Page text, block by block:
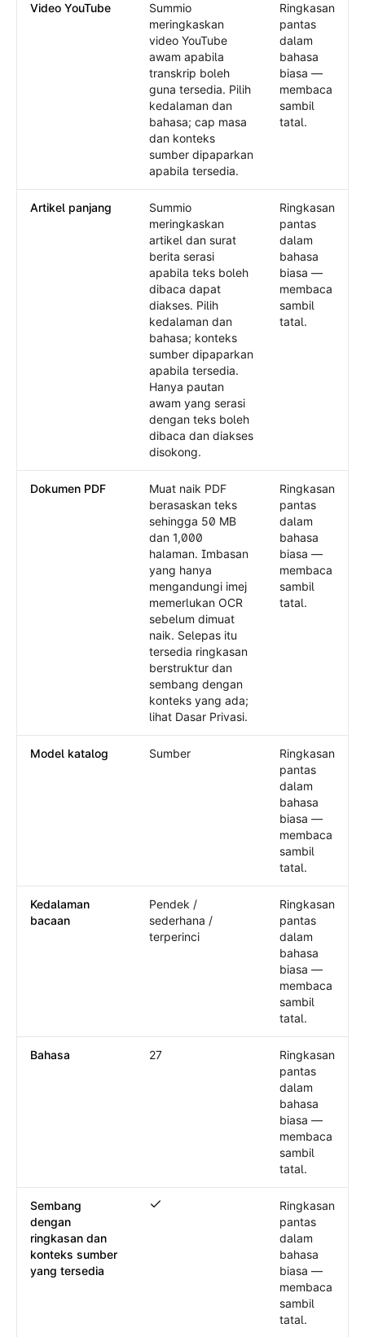
Video YouTube
Summio
meringkaskan
video YouTube
awam apabila
transkrip boleh
guna tersedia. Pilih
kedalaman dan
bahasa; cap masa
dan konteks
sumber dipaparkan
apabila tersedia.
Ringkasan
pantas
dalam
bahasa
biasa —
membaca
sambil
tatal.
Artikel panjang
Summio
meringkaskan
artikel dan surat
berita serasi
apabila teks boleh
dibaca dapat
diakses. Pilih
kedalaman dan
bahasa; konteks
sumber dipaparkan
apabila tersedia.
Hanya pautan
awam yang serasi
dengan teks boleh
dibaca dan diakses
disokong.
Ringkasan
pantas
dalam
bahasa
biasa —
membaca
sambil
tatal.
Dokumen PDF
Muat naik PDF
berasaskan teks
sehingga 50 MB
dan 1,000
halaman. Imbasan
yang hanya
mengandungi imej
memerlukan OCR
sebelum dimuat
naik. Selepas itu
tersedia ringkasan
berstruktur dan
sembang dengan
konteks yang ada;
lihat Dasar Privasi.
Ringkasan
pantas
dalam
bahasa
biasa —
membaca
sambil
tatal.
Model katalog Sumber
Ringkasan
pantas
dalam
bahasa
biasa —
membaca
sambil
tatal.
Kedalaman
bacaan
Pendek /
sederhana /
terperinci
Ringkasan
pantas
dalam
bahasa
biasa —
membaca
sambil
tatal.
Bahasa 27
Ringkasan
pantas
dalam
bahasa
biasa —
membaca
sambil
tatal.
Sembang
dengan
ringkasan dan
konteks sumber
yang tersedia
Sembang dengan ringkasan dan
Ringkasan
pantas
dalam
bahasa
biasa —
membaca
sambil
tatal.